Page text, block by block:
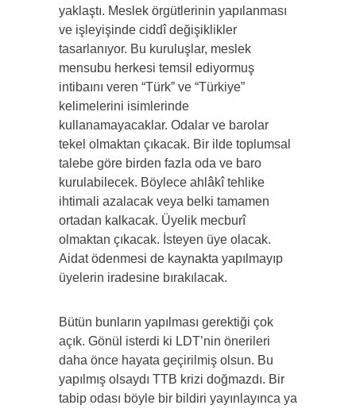
yaklaştı. Meslek örgütlerinin yapılanması
ve işleyişinde ciddî değişiklikler
tasarlanıyor. Bu kuruluşlar, meslek
mensubu herkesi temsil ediyormuş
intibaını veren “Türk” ve “Türkiye”
kelimelerini isimlerinde
kullanamayacaklar. Odalar ve barolar
tekel olmaktan çıkacak. Bir ilde toplumsal
talebe göre birden fazla oda ve baro
kurulabilecek. Böylece ahlâkî tehlike
ihtimali azalacak veya belki tamamen
ortadan kalkacak. Üyelik mecburî
olmaktan çıkacak. İsteyen üye olacak.
Aidat ödenmesi de kaynakta yapılmayıp
üyelerin iradesine bırakılacak.
Bütün bunların yapılması gerektiği çok
açık. Gönül isterdi ki LDT’nin önerileri
daha önce hayata geçirilmiş olsun. Bu
yapılmış olsaydı TTB krizi doğmazdı. Bir
tabip odası böyle bir bildiri yayınlayınca ya